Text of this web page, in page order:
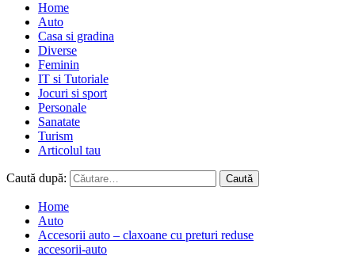
Home
Auto
Casa si gradina
Diverse
Feminin
IT si Tutoriale
Jocuri si sport
Personale
Sanatate
Turism
Articolul tau
Caută după:
Home
Auto
Accesorii auto – claxoane cu preturi reduse
accesorii-auto